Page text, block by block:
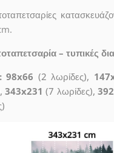
– τυπικές
98x66 (2 λωρίδες),
343x231 (7 λωρίδες),